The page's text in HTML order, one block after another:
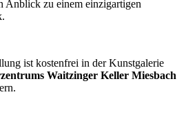
Anblick zu einem einzigartigen
ist kostenfrei in der Kunstgalerie
Waitzinger Keller Miesbach